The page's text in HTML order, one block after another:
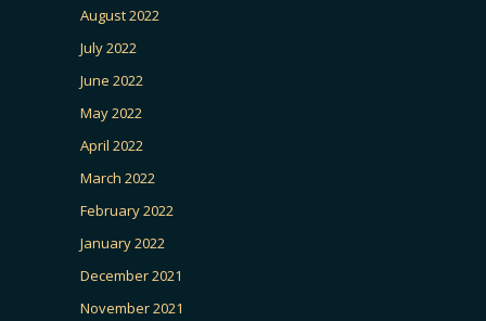
August 2022
July 2022
June 2022
May 2022
April 2022
March 2022
February 2022
January 2022
December 2021
November 2021